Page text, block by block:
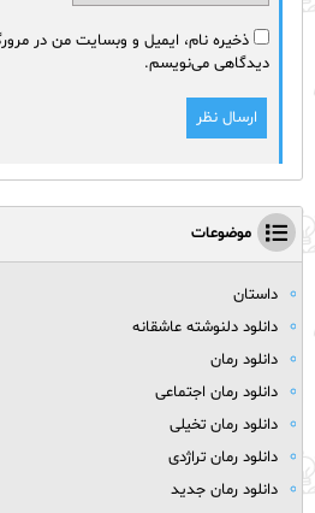
ذخیره نام، ایمیل و وبسایت من در
دیدگاهی می‌نویسم.
موضوعات
داستان
دانلود دلنوشته عاشقانه
دانلود رمان
دانلود رمان اجتماعی
دانلود رمان تخیلی
دانلود رمان تراژدی
دانلود رمان جدید